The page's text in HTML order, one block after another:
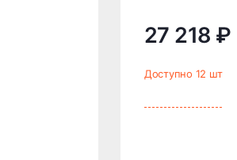
Ошиповка, Перешиповка зимней резины
27 218 ₽
Доступно 12 шт